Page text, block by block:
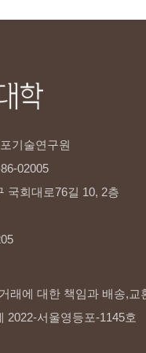
기술연구원
02005
국회대로76길 10, 2층
래에 대한 책임과 배송,
2022-서울영등포-1145호